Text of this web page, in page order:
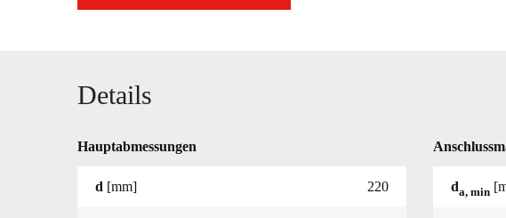
Details
Hauptabmessungen
d [mm] 220 da, min